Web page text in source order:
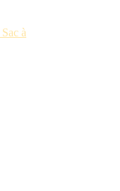
Sac à